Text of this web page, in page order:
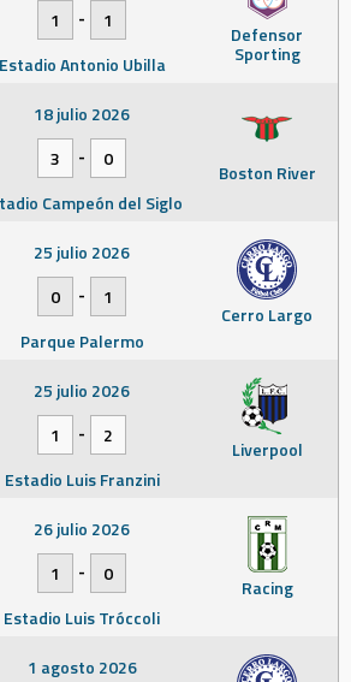
Defensor
Sporting
1
-
1
Estadio Antonio Ubilla
Boston River
18 julio 2026
3
-
0
Campeón del Siglo
Cerro Largo
25 julio 2026
0
-
1
Parque Palermo
Liverpool
25 julio 2026
1
-
2
Estadio Luis Franzini
Racing
26 julio 2026
1
-
0
Estadio Luis Tróccoli
1 agosto 2026